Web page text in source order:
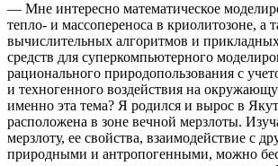
— Мне интересно математическое
тепло- и массопереноса в криолитозоне, а
вычислительных алгоритмов и
средств для суперкомпьютерного
рационального природопользования с
и техногенного воздействия на
именно эта тема? Я родился и вырос в
расположена в зоне вечной мерзлоты.
мерзлоту, ее свойства, взаимодействие с
природными и антропогенными, можно